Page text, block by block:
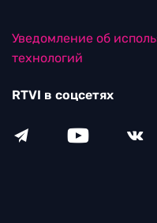
Уведомление об
технологий
RTVI в соцсетях